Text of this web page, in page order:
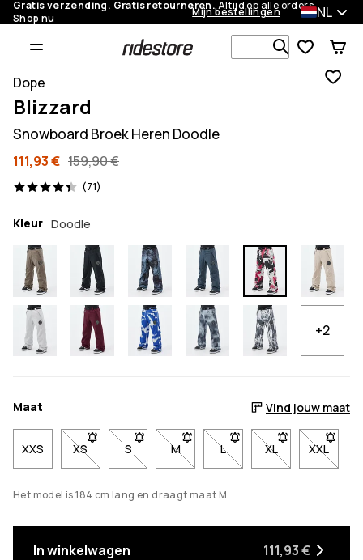
Gratis verzending. Gratis retourneren.Altijd op alle orders.
Shop nu
Mijn bestellingen NL
Zoek in 1
Dope
Blizzard
Snowboard Broek Heren Doodle
111,93 € 159,90 €
(71)
71 beoordelingen, 4.4/5
Kleur Doodle
+2
Maat Vind jouw maat
XXS XS- Maat XS niet beschikbaar. Klik om op de hoogte
S- Maat S niet beschikbaar. Klik om op de
M- Maat M niet beschikbaar. Klik
L- Maat L niet
XL- Maat XL niet
XXL- Maat
Het model is 184 cm lang en draagt maat M.
In winkelwagen 111,93 €